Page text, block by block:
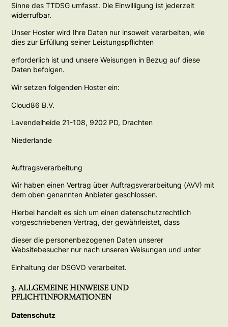
Sinne des TTDSG umfasst. Die Einwilligung ist jederzeit
widerrufbar.
Unser Hoster wird Ihre Daten nur insoweit verarbeiten, wie
dies zur Erfüllung seiner Leistungspflichten
erforderlich ist und unsere Weisungen in Bezug auf diese
Daten befolgen.
Wir setzen folgenden Hoster ein:
Cloud86 B.V.
Lavendelheide 21-108, 9202 PD, Drachten
Niederlande
Auftragsverarbeitung
Wir haben einen Vertrag über Auftragsverarbeitung (AVV) mit
dem oben genannten Anbieter geschlossen.
Hierbei handelt es sich um einen datenschutzrechtlich
vorgeschriebenen Vertrag, der gewährleistet, dass
dieser die personenbezogenen Daten unserer
Websitebesucher nur nach unseren Weisungen und unter
Einhaltung der DSGVO verarbeitet.
3. ALLGEMEINE HINWEISE UND
PFLICHTINFORMATIONEN
Datenschutz